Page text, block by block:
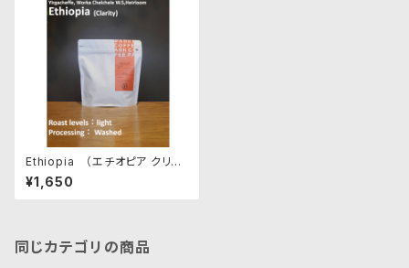
Ethiopia （エチオピア クリア）
200g 浅煎り
¥1,650
同じカテゴリの商品